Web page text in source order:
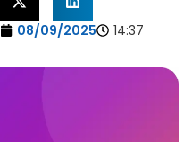
08/09/2025 14:37